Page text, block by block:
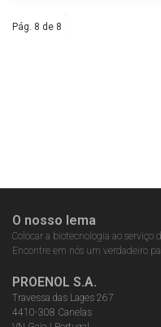
Pág. 8 de 8
O nosso lema
Colocar a biotecnologia ao serviço
Encontre em nós um verdadeiro
PROENOL S.A.
Travessa das Lages 267
4410-308 Canelas